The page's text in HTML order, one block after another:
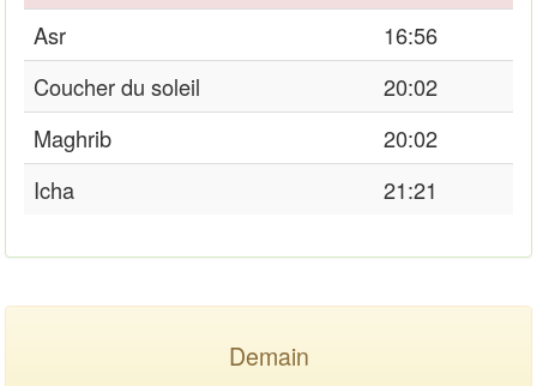
Asr
16:56
Coucher du soleil
20:02
Maghrib
20:02
Icha
21:21
Demain